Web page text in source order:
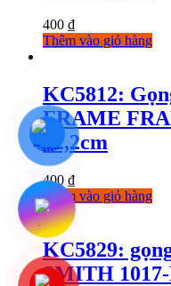
400 ₫
Thêm vào giỏ hàng
KC5812:
FRAME
12,2cm
400 ₫
Thêm vào giỏ hàng
KC5829:
SMITH